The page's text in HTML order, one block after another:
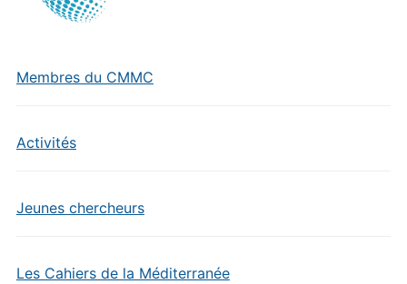
Membres du CMMC
Activités
Jeunes chercheurs
Les Cahiers de la Méditerranée